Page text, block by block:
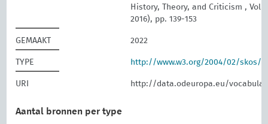
History, Theory, and Criticism , Vol.
2016), pp. 139-153
GEMAAKT 2022
TYPE http://www.w3.org/2004/02/skos/
URI http://data.odeuropa.eu/
Aantal bronnen per type